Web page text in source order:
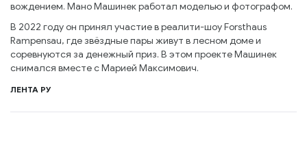
вождением. Мано Машинек работал моделью и фотографом.
В 2022 году он принял участие в реалити-шоу Forsthaus
Rampensau, где звёздные пары живут в лесном доме и
соревнуются за денежный приз. В этом проекте Машинек
снимался вместе с Марией Максимович.
ЛЕНТА РУ